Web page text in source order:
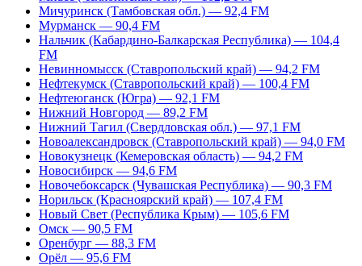
Мичуринск (Тамбовская обл.) — 92,4 FM
Мурманск — 90,4 FM
Нальчик (Кабардино-Балкарская Республика) — 104,4
FM
Невинномысск (Ставропольский край) — 94,2 FM
Нефтекумск (Ставропольский край) — 100,4 FM
Нефтеюганск (Югра) — 92,1 FM
Нижний Новгород — 89,2 FM
Нижний Тагил (Свердловская обл.) — 97,1 FM
Новоалександровск (Ставропольский край) — 94,0 FM
Новокузнецк (Кемеровская область) — 94,2 FM
Новосибирск — 94,6 FM
Новочебоксарск (Чувашская Республика) — 90,3 FM
Норильск (Красноярский край) — 107,4 FM
Новый Свет (Республика Крым) — 105,6 FM
Омск — 90,5 FM
Оренбург — 88,3 FM
Орёл — 95,6 FM